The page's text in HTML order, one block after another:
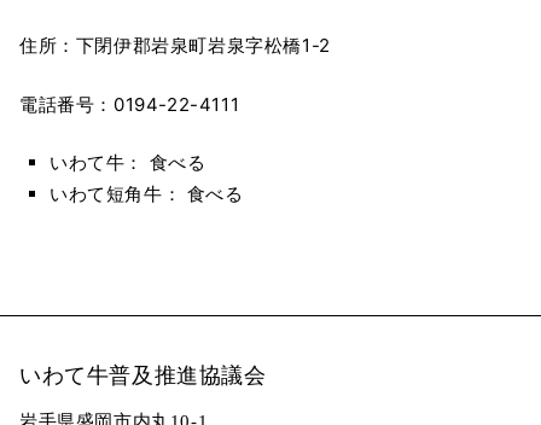
住所：下閉伊郡岩泉町岩泉字松橋1-2
電話番号：0194-22-4111
いわて牛： 食べる
いわて短角牛： 食べる
いわて牛普及推進協議会